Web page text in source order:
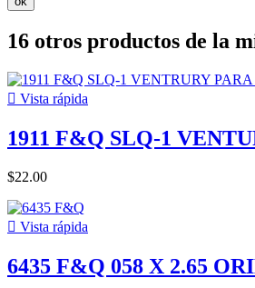
16 otros productos de la
 Vista rápida
1911 F&Q SLQ-1
$22.00
 Vista rápida
6435 F&Q 058 X 2.65